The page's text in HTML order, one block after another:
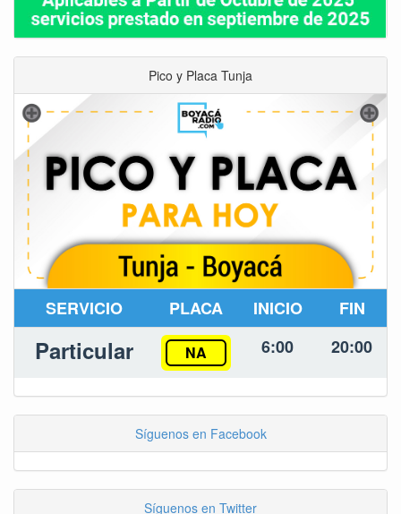
Pico y Placa Tunja
SERVICIO PLACA INICIO FIN
Particular NA 6:00 20:00
Síguenos en Facebook
Síguenos en Twitter